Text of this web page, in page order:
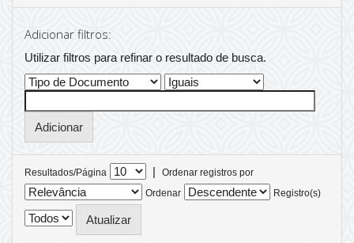
Adicionar filtros:
Utilizar filtros para refinar o resultado de busca.
Resultados/Página |
Ordenar registros por
Ordenar
Registro(s)